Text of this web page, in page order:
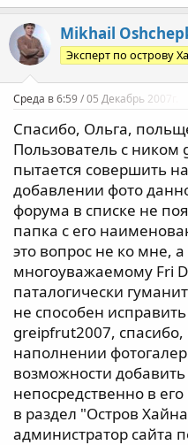
Mikhail
Эксперт по острову
Среда в 6:59 / 05 Декабрь 2007г.
Спасибо, Ольга,
Пользователь с ником
пытается совершить
добавлении фото
форума в списке не
папка с его
это вопрос не ко мне,
многоуважаемому Fri
паталогически
не способен исправить
greipfrut2007,
наполнении
возможности добавить
непосредственно в
в раздел "Остров
администратор сайта